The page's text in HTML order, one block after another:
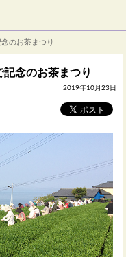
のお茶まつり
記念のお茶まつり
2019年10月23日